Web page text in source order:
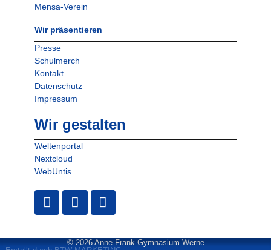
Mensa-Verein
Wir präsentieren
Presse
Schulmerch
Kontakt
Datenschutz
Impressum
Wir gestalten
Weltenportal
Nextcloud
WebUntis
© 2026 Anne-Frank-Gymnasium Werne